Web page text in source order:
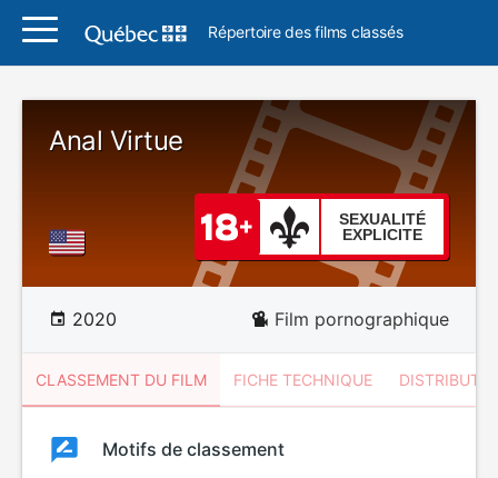
Répertoire des films classés
Anal Virtue
SEXUALITÉ
EXPLICITE
2020 Film pornographique
CLASSEMENT DU FILM FICHE TECHNIQUE
ClassementClassement
Motifs de classement